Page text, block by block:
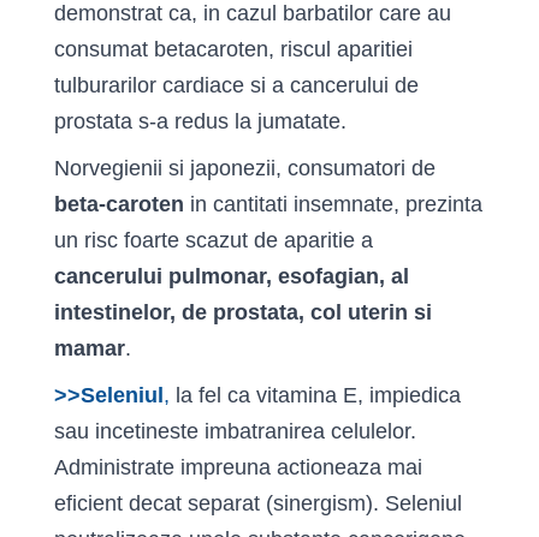
demonstrat ca, in cazul barbatilor care au
consumat beta­caroten, riscul aparitiei
tulburarilor cardiace si a cancerului de
prostata s-a redus la jumatate.
Norvegienii si japonezii, consumatori de
beta-caroten in cantitati insemnate, prezinta
un risc foarte scazut de aparitie a
cancerului pulmonar, esofagian, al
intestinelor, de prostata, col uterin si
mamar.
>>Seleniul , la fel ca vitamina E, impiedica
sau incetineste imbatranirea celulelor.
Administrate impreuna actioneaza mai
eficient decat separat (sinergism). Seleniul